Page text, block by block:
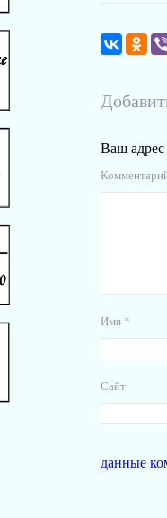
Ваш адрес
Имя *
Сайт
данные